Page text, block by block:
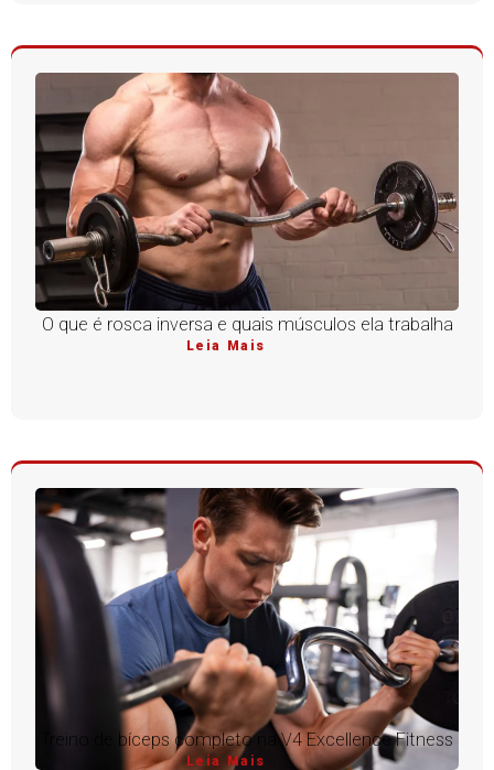
O que é rosca inversa e quais músculos ela trabalha
Leia Mais
Treino de bíceps completo na V4 Excellence Fitness
Leia Mais